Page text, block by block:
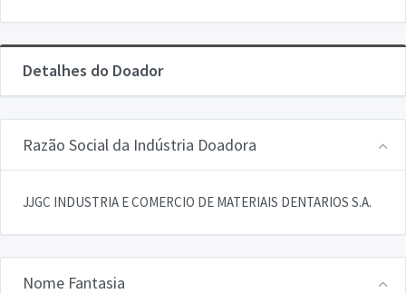
Detalhes do Doador
Razão Social da Indústria Doadora
JJGC INDUSTRIA E COMERCIO DE MATERIAIS DENTARIOS S.A.
Nome Fantasia